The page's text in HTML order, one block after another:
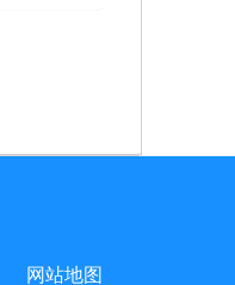
网站地图